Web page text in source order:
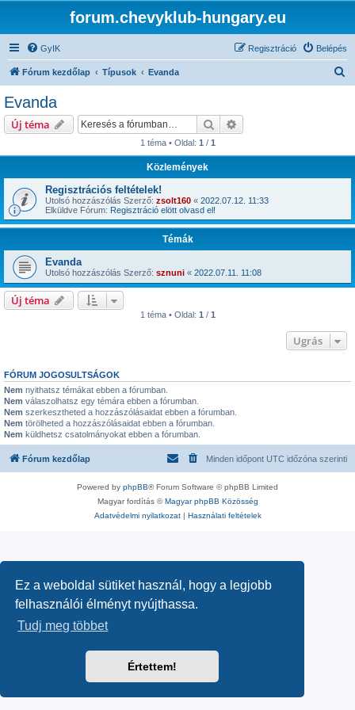
Ez a weboldal sütiket használ, hogy a legjobb
felhasználói élményt nyújthassa.
Tudj meg többet
Értettem!
forum.chevyklub-hungary.eu
GyIK Belépés
Regisztráció
Fórum kezdőlap Típusok Evanda
Evanda
Új téma Keresés
1 téma • Oldal: 1 / 1
Közlemények
Regisztrációs feltételek!
Utolsó hozzászólás Szerző: zsolt160 « 2022.07.12. 11:33
Elküldve Fórum: Regisztráció elött olvasd el!
Témák
Evanda
Utolsó hozzászólás Szerző: sznuni « 2022.07.11. 11:08
Új téma
1 téma • Oldal: 1 / 1
Ugrás
FÓRUM JOGOSULTSÁGOK
Nem nyithatsz témákat ebben a fórumban.
Nem válaszolhatsz egy témára ebben a fórumban.
Nem szerkesztheted a hozzászólásaidat ebben a fórumban.
Nem törölheted a hozzászólásaidat ebben a fórumban.
Nem küldhetsz csatolmányokat ebben a fórumban.
Fórum kezdőlap Minden időpont UTC időzóna szerinti
Powered by phpBB® Forum Software © phpBB Limited
Magyar fordítás ©Magyar phpBB Közösség
Adatvédelmi nyilatkozat| Használati feltételek